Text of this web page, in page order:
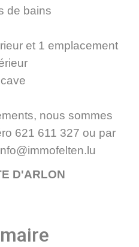
de bains
et 1 emplacement
nous sommes
621 611 327 ou par
D'ARLON